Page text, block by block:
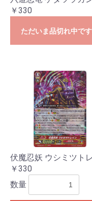
￥330
ただいま品切れ中です
伏魔忍妖 ウシミツト
￥330
数量